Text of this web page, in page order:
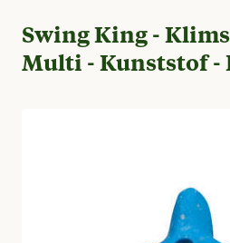
Swing King -
Multi - Kunststof -